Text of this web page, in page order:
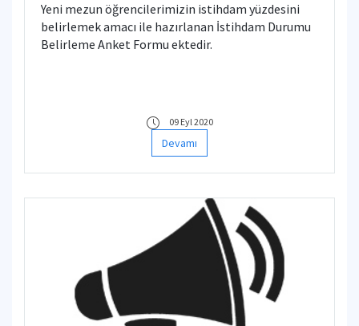
Yeni mezun öğrencilerimizin istihdam yüzdesini
belirlemek amacı ile hazırlanan İstihdam Durumu
Belirleme Anket Formu ektedir.
09 Eyl 2020
Devamı